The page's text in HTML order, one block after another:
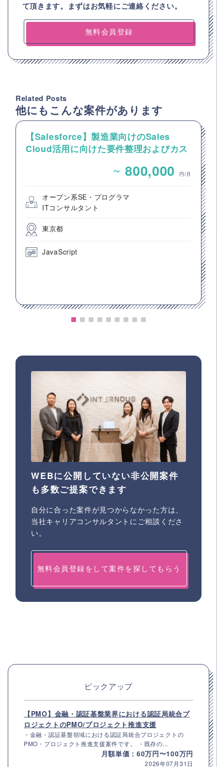
て頂きます。まずはお気軽にご連絡ください。
無料会員登録
Related Posts
他にもこんな案件があります
【Salesforce】製造業向けのSales
Cloud活用に向けた要件整理およびカス
~ 800,000 円/月
オープン系SE・プログラマ
ITコンサルタント
東京都
JavaScript
WEBに公開していない非公開案件
も多数ご提案できます
自分に合った案件が見つからなかった方は、
当社キャリアコンサルタントにご相談くださ
い。
無料会員登録をして案件を探してもらう
ピックアップ
【PMO】金融・認証基盤業界における認証局統合プ
ロジェクトのPMO/プロジェクト推進支援
・金融・認証基盤領域における認証局統合プロジェクトの
PMO・プロジェクト推進支援案件です。 ・既存の...
月額単価：60万円〜100万円
2026年07月31日